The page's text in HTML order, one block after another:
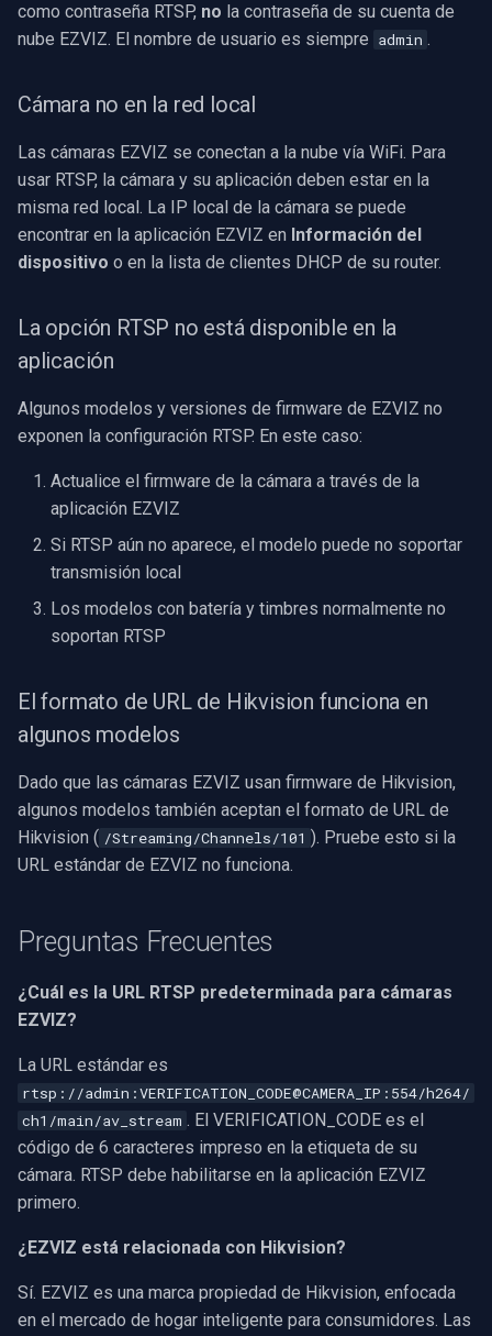
como contraseña RTSP, no la contraseña de su cuenta de
nube EZVIZ. El nombre de usuario es siempre admin .
Cámara no en la red local
Las cámaras EZVIZ se conectan a la nube vía WiFi. Para
usar RTSP, la cámara y su aplicación deben estar en la
misma red local. La IP local de la cámara se puede
encontrar en la aplicación EZVIZ en Información del
dispositivo o en la lista de clientes DHCP de su router.
La opción RTSP no está disponible en la
aplicación
Algunos modelos y versiones de firmware de EZVIZ no
exponen la configuración RTSP. En este caso:
Actualice el firmware de la cámara a través de la
aplicación EZVIZ
Si RTSP aún no aparece, el modelo puede no soportar
transmisión local
Los modelos con batería y timbres normalmente no
soportan RTSP
El formato de URL de Hikvision funciona en
algunos modelos
Dado que las cámaras EZVIZ usan firmware de Hikvision,
algunos modelos también aceptan el formato de URL de
Hikvision ( /Streaming/Channels/101 ). Pruebe esto si la
URL estándar de EZVIZ no funciona.
Preguntas Frecuentes
¿Cuál es la URL RTSP predeterminada para cámaras
EZVIZ?
La URL estándar es
rtsp://admin:VERIFICATION_CODE@CAMERA_IP:554/h264/
ch1/main/av_stream . El VERIFICATION_CODE es el
código de 6 caracteres impreso en la etiqueta de su
cámara. RTSP debe habilitarse en la aplicación EZVIZ
primero.
¿EZVIZ está relacionada con Hikvision?
Sí. EZVIZ es una marca propiedad de Hikvision, enfocada
en el mercado de hogar inteligente para consumidores. Las